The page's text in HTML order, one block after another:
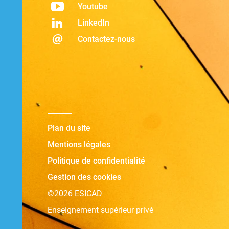
Youtube
LinkedIn
Contactez-nous
Plan du site
Mentions légales
Politique de confidentialité
Gestion des cookies
©2026 ESICAD
Enseignement supérieur privé